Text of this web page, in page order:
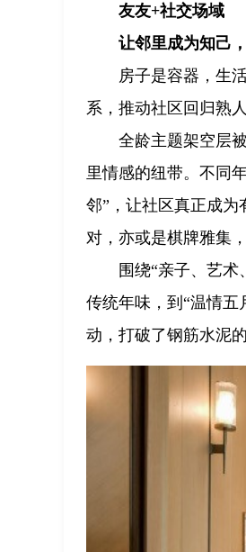
友友+社交场域
让邻里成为知己
房子是容器，生
系，推动社区回归熟
全龄主题架空层
里情感的纽带。不同
邻”，让社区真正成
对，亦或是棋牌雅集
围绕“亲子、艺
传统年味，到“温情
动，打破了钢筋水泥